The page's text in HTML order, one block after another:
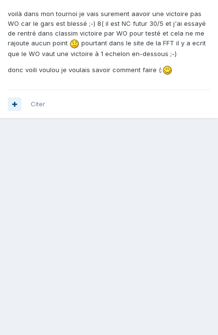
voilà dans mon tournoi je vais surement aavoir une victoire pas
WO car le gars est blessé ;-) 8( il est NC futur 30/5 et j'ai essayé
de rentré dans classim victoire par WO pour testé et cela ne me
rajoute aucun point
pourtant dans le site de la FFT il y a ecrit
que le WO vaut une victoire à 1 echelon en-dessous ;-)
donc voili voulou je voulais savoir comment faire (:
Citer